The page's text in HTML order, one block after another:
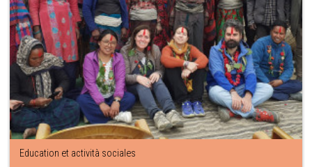
Education et actività sociales